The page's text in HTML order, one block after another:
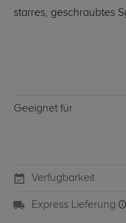
starres, geschraubtes
Geeignet für
Verfügbarkeit
Express Lieferung